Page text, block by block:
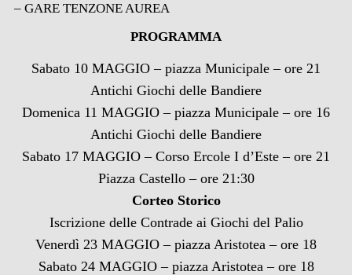
– GARE TENZONE AUREA
PROGRAMMA
Sabato 10 MAGGIO – piazza Municipale – ore 21
Antichi Giochi delle Bandiere
Domenica 11 MAGGIO – piazza Municipale – ore 16
Antichi Giochi delle Bandiere
Sabato 17 MAGGIO – Corso Ercole I d’Este – ore 21
Piazza Castello – ore 21:30
Corteo Storico
Iscrizione delle Contrade ai Giochi del Palio
Venerdì 23 MAGGIO – piazza Aristotea – ore 18
Sabato 24 MAGGIO – piazza Aristotea – ore 18